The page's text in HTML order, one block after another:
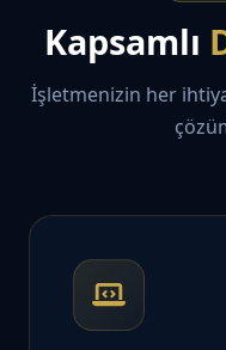
Kapsamlı
İşletmenizin her